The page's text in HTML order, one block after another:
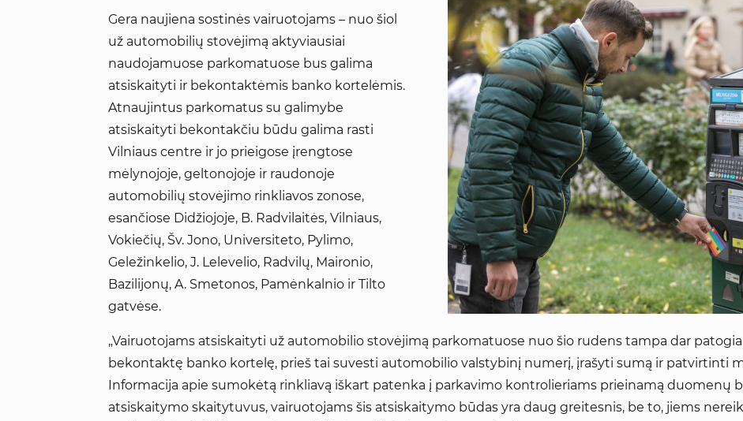
Gera naujiena sostinės vairuotojams – nuo šiol
už automobilių stovėjimą aktyviausiai
naudojamuose parkomatuose bus galima
atsiskaityti ir bekontaktėmis banko kortelėmis.
Atnaujintus parkomatus su galimybe
atsiskaityti bekontakčiu būdu galima rasti
Vilniaus centre ir jo prieigose įrengtose
mėlynojoje, geltonojoje ir raudonoje
automobilių stovėjimo rinkliavos zonose,
esančiose Didžiojoje, B. Radvilaitės, Vilniaus,
Vokiečių, Šv. Jono, Universiteto, Pylimo,
Geležinkelio, J. Lelevelio, Radvilų, Maironio,
Bazilijonų, A. Smetonos, Pamėnkalnio ir Tilto
gatvėse.
„Vairuotojams atsiskaityti už automobilio stovėjimą parkomatuose nuo šio rudens tampa dar
bekontaktę banko kortelę, prieš tai suvesti automobilio valstybinį numerį, įrašyti sumą ir patvirtinti
Informacija apie sumokėtą rinkliavą iškart patenka į parkavimo kontrolieriams prieinamą duomenų
atsiskaitymo skaitytuvus, vairuotojams šis atsiskaitymo būdas yra daug greitesnis, be to, jiems